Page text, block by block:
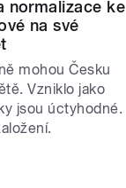
normalizace ke
na své
mohou Česku
Vzniklo jako
jsou úctyhodné.